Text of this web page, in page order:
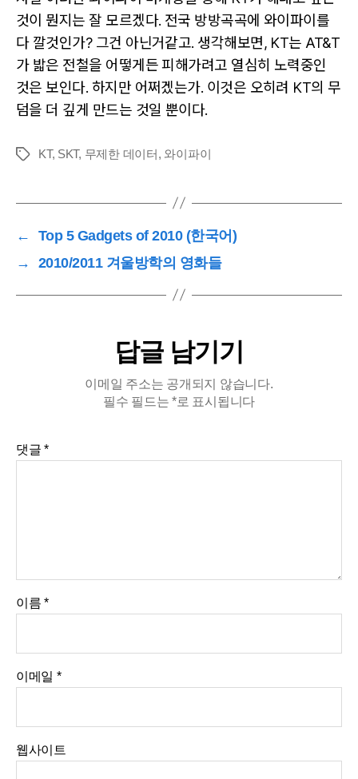
것이 뭔지는 잘 모르겠다. 전국 방방곡곡에 와이파이를
다 깔것인가? 그건 아닌거같고. 생각해보면, KT는 AT&T
가 밟은 전철을 어떻게든 피해가려고 열심히 노력중인
것은 보인다. 하지만 어쩌겠는가. 이것은 오히려 KT의 무
덤을 더 깊게 만드는 것일 뿐이다.
Tags KT, SKT, 무제한 데이터, 와이파이
←
Top 5 Gadgets of 2010 (한국어)
→
2010/2011 겨울방학의 영화들
답글 남기기
이메일 주소는 공개되지 않습니다.
필수 필드는*로 표시됩니다
댓글*
이름*
이메일 *
웹사이트